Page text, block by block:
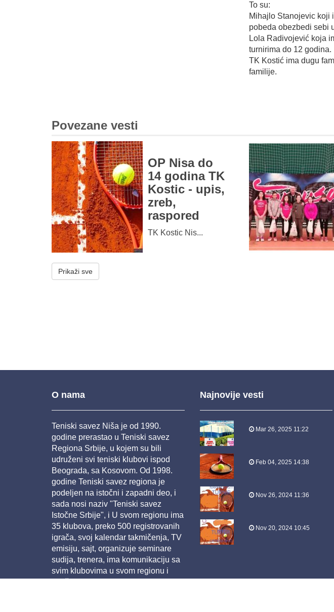
To su:
Mihajlo Stanojevic koji
pobeda obezbedi sebi
Lola Radivojević koja
turnirima do 12 godina.
TK Kostić ima dugu
familije.
Povezane vesti
OP Nisa do
14 godina TK
Kostic - upis,
zreb,
raspored
TK Kostic Nis...
Prikaži sve
O nama
Teniski savez Niša je od 1990.
godine prerastao u Teniski savez
Regiona Srbije, u kojem su bili
udruženi svi teniski klubovi ispod
Beograda, sa Kosovom. Od 1998.
godine Teniski savez regiona je
podeljen na istočni i zapadni deo, i
sada nosi naziv "Teniski savez
Istočne Srbije", i U svom regionu ima
35 klubova, preko 500 registrovanih
igrača, svoj kalendar takmičenja, TV
emisiju, sajt, organizuje seminare
sudija, trenera, ima komunikaciju sa
svim klubovima u svom regionu i
Najnovije vesti
Mar 26, 2025 11:22
Feb 04, 2025 14:38
Nov 26, 2024 11:36
Nov 20, 2024 10:45